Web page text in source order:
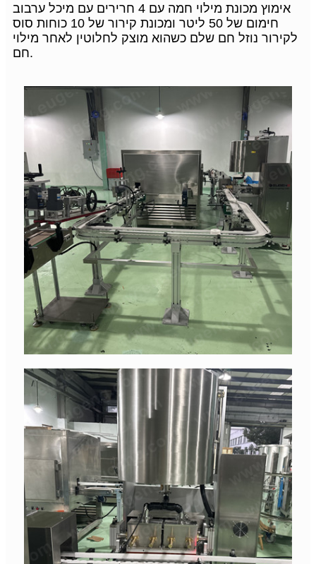
אימוץ מכונת מילוי חמה עם 4 חרירים עם מיכל ערבוב
חימום של 50 ליטר ומכונת קירור של 10 כוחות סוס
לקירור נוזל חם שלם כשהוא מוצק לחלוטין לאחר מילוי
חם.